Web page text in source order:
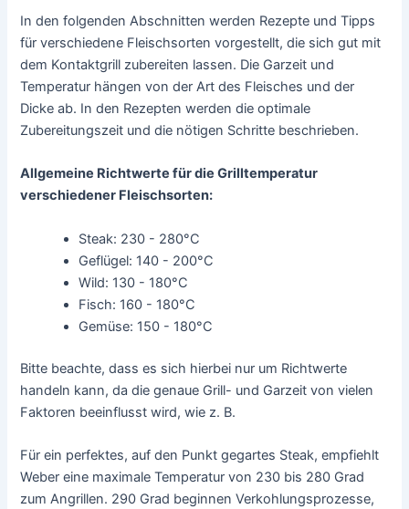
In den folgenden Abschnitten werden Rezepte und Tipps
für verschiedene Fleischsorten vorgestellt, die sich gut mit
dem Kontaktgrill zubereiten lassen. Die Garzeit und
Temperatur hängen von der Art des Fleisches und der
Dicke ab. In den Rezepten werden die optimale
Zubereitungszeit und die nötigen Schritte beschrieben.
Allgemeine Richtwerte für die Grilltemperatur
verschiedener Fleischsorten:
Steak: 230 - 280°C
Geflügel: 140 - 200°C
Wild: 130 - 180°C
Fisch: 160 - 180°C
Gemüse: 150 - 180°C
Bitte beachte, dass es sich hierbei nur um Richtwerte
handeln kann, da die genaue Grill- und Garzeit von vielen
Faktoren beeinflusst wird, wie z. B.
Für ein perfektes, auf den Punkt gegartes Steak, empfiehlt
Weber eine maximale Temperatur von 230 bis 280 Grad
zum Angrillen. 290 Grad beginnen Verkohlungsprozesse,